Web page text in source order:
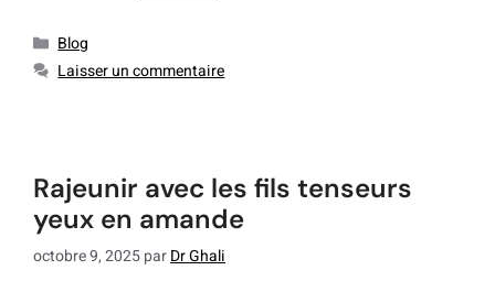
Blog
Laisser un commentaire
rajeunir avec les fils tenseurs
yeux en amande
octobre 9, 2025parDr Ghali